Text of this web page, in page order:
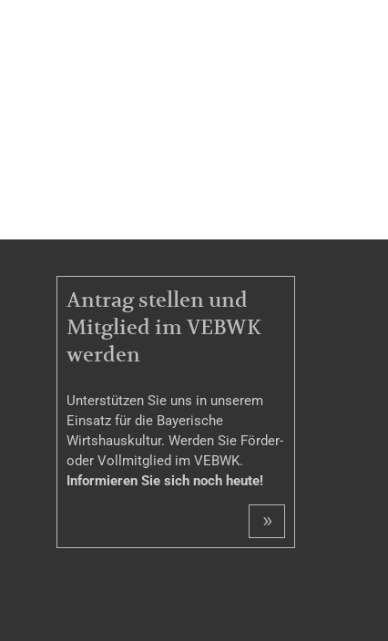
MITGLIEDSCHAFT
Antrag stellen und
Mitglied im VEBWK
werden
Unterstützen Sie uns in unserem
Einsatz für die Bayerische
Wirtshauskultur. Werden Sie Förder-
oder Vollmitglied im VEBWK.
Informieren Sie sich noch heute!
»